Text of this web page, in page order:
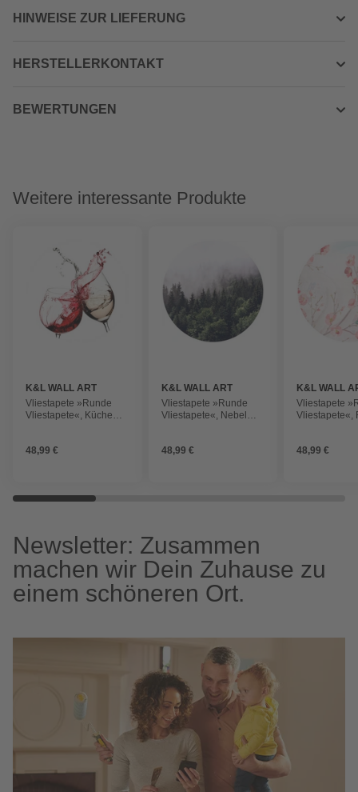
HINWEISE ZUR LIEFERUNG
HERSTELLERKONTAKT
BEWERTUNGEN
Weitere interessante Produkte
K&L WALL ART
Vliestapete »Runde
Vliestapete«, Küche
matt
48,99 €
K&L WALL ART
Vliestapete »Runde
Vliestapete«, Nebel
48,99 €
K&L WALL
Vliestapete
Vliestapete«,
matt
48,99 €
Newsletter: Zusammen
machen wir Dein Zuhause zu
einem schöneren Ort.